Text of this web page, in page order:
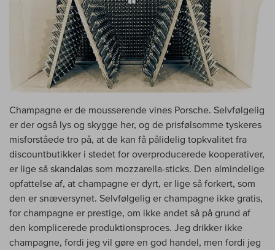
Champagne er de mousserende vines Porsche. Selvfølgelig
er der også lys og skygge her, og de prisfølsomme tyskeres
misforståede tro på, at de kan få pålidelig topkvalitet fra
discountbutikker i stedet for overproducerede kooperativer,
er lige så skandaløs som mozzarella-sticks. Den almindelige
opfattelse af, at champagne er dyrt, er lige så forkert, som
den er snæversynet. Selvfølgelig er champagne ikke gratis,
for champagne er prestige, om ikke andet så på grund af
den komplicerede produktionsproces. Jeg drikker ikke
champagne, fordi jeg vil gøre en god handel, men fordi jeg